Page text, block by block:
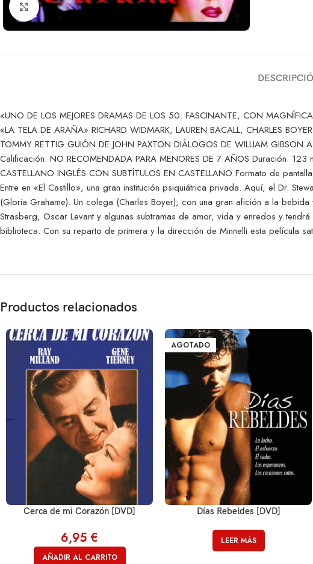
Clic para ampliar
«UNO DE LOS MEJORES DRAMAS DE LOS 50. FASCINANTE, CON
«LA TELA DE ARAÑA» RICHARD WIDMARK, LAUREN BACALL, CHARLES
TOMMY RETTIG GUIÓN DE JOHN PAXTON DIÁLOGOS DE WILLIAM GIBSON
Calificación: NO RECOMENDADA PARA MENORES DE 7 AÑOS Duración:
CASTELLANO INGLÉS CON SUBTÍTULOS EN CASTELLANO Formato de
Entre en «El Castillo», una gran institución psiquiátrica privada. Aquí, el Dr.
(Gloria Grahame). Un colega (Charles Boyer), con una gran afición a la
Strasberg, Oscar Levant y algunas subtramas de amor, vida y enredos y
biblioteca. Con su reparto de primera y la dirección de Minnelli esta película
Productos relacionados
Cerca de mi Corazón [DVD]
6,95 €
AÑADIR AL CARRITO
AGOTADO
Días Rebeldes [DVD]
LEER MÁS